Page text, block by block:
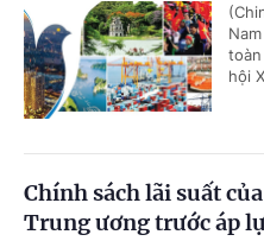
hội
Chính sách lãi suất
Trung ương trước áp